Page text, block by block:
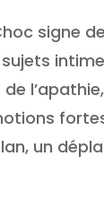
signe
un